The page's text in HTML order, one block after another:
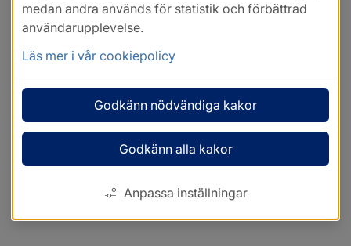
medan andra används för statistik och förbättrad
användarupplevelse.
Läs mer i vår cookiepolicy
Godkänn nödvändiga kakor
Godkänn alla kakor
Anpassa inställningar